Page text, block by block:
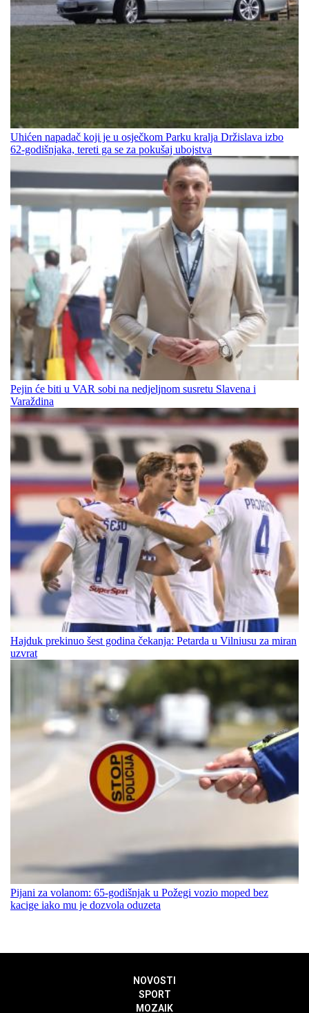
Uhićen napadač koji je u osječkom Parku kralja Držislava izbo
62-godišnjaka, tereti ga se za pokušaj ubojstva
Pejin će biti u VAR sobi na nedjeljnom susretu Slavena i
Varaždina
Hajduk prekinuo šest godina čekanja: Petarda u Vilniusu za miran
uzvrat
Pijani za volanom: 65-godišnjak u Požegi vozio moped bez
kacige iako mu je dozvola oduzeta
NOVOSTI
SPORT
MOZAIK